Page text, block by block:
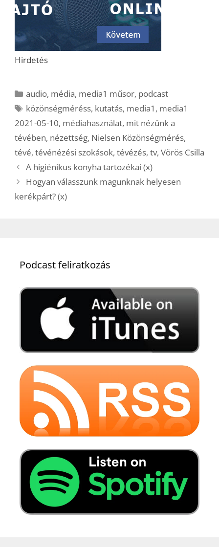
Hirdetés
Kategória
audio, média, media1 műsor, podcast
Címkék
közönségméréss, kutatás, media1 , media1
2021-05-10, médiahasználat, mit nézünk a
tévében, nézettség, Nielsen Közönségmérés,
tévé, tévénézési szokások, tévézés, tv, Vörös Csilla
A higiénikus konyha tartozékai (x)
Hogyan válasszunk magunknak helyesen
kerékpárt? (x)
Podcast feliratkozás